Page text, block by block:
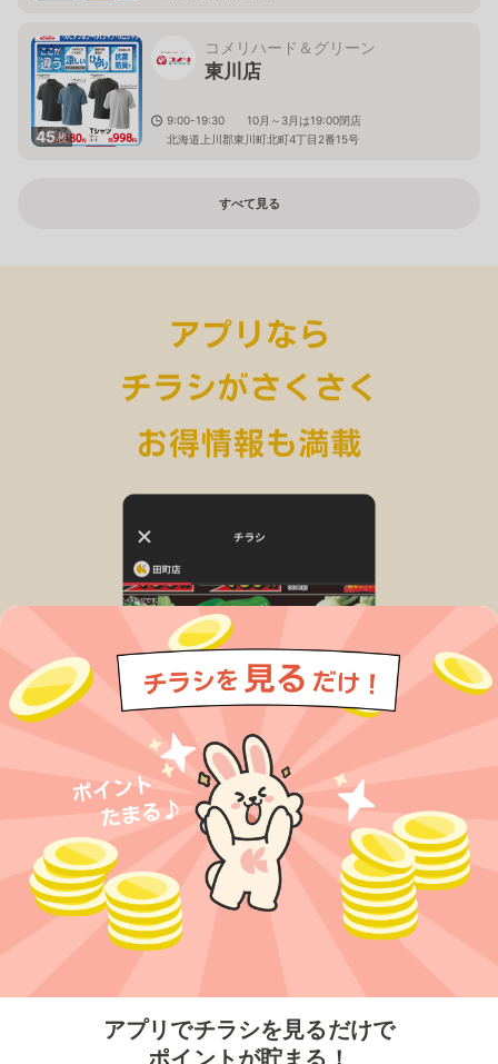
アプリでチラシを見るだけで
ポイントが貯まる！
45枚
コメリハード＆グリーン
東川店
9:00-19:30 10月～3月は19:00閉店
北海道上川郡東川町北町4丁目2番15号
すべて見る